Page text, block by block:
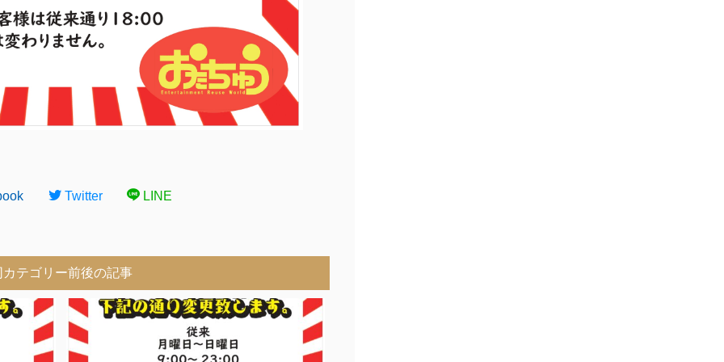
Twitter LINE
カテゴリー前後の記事